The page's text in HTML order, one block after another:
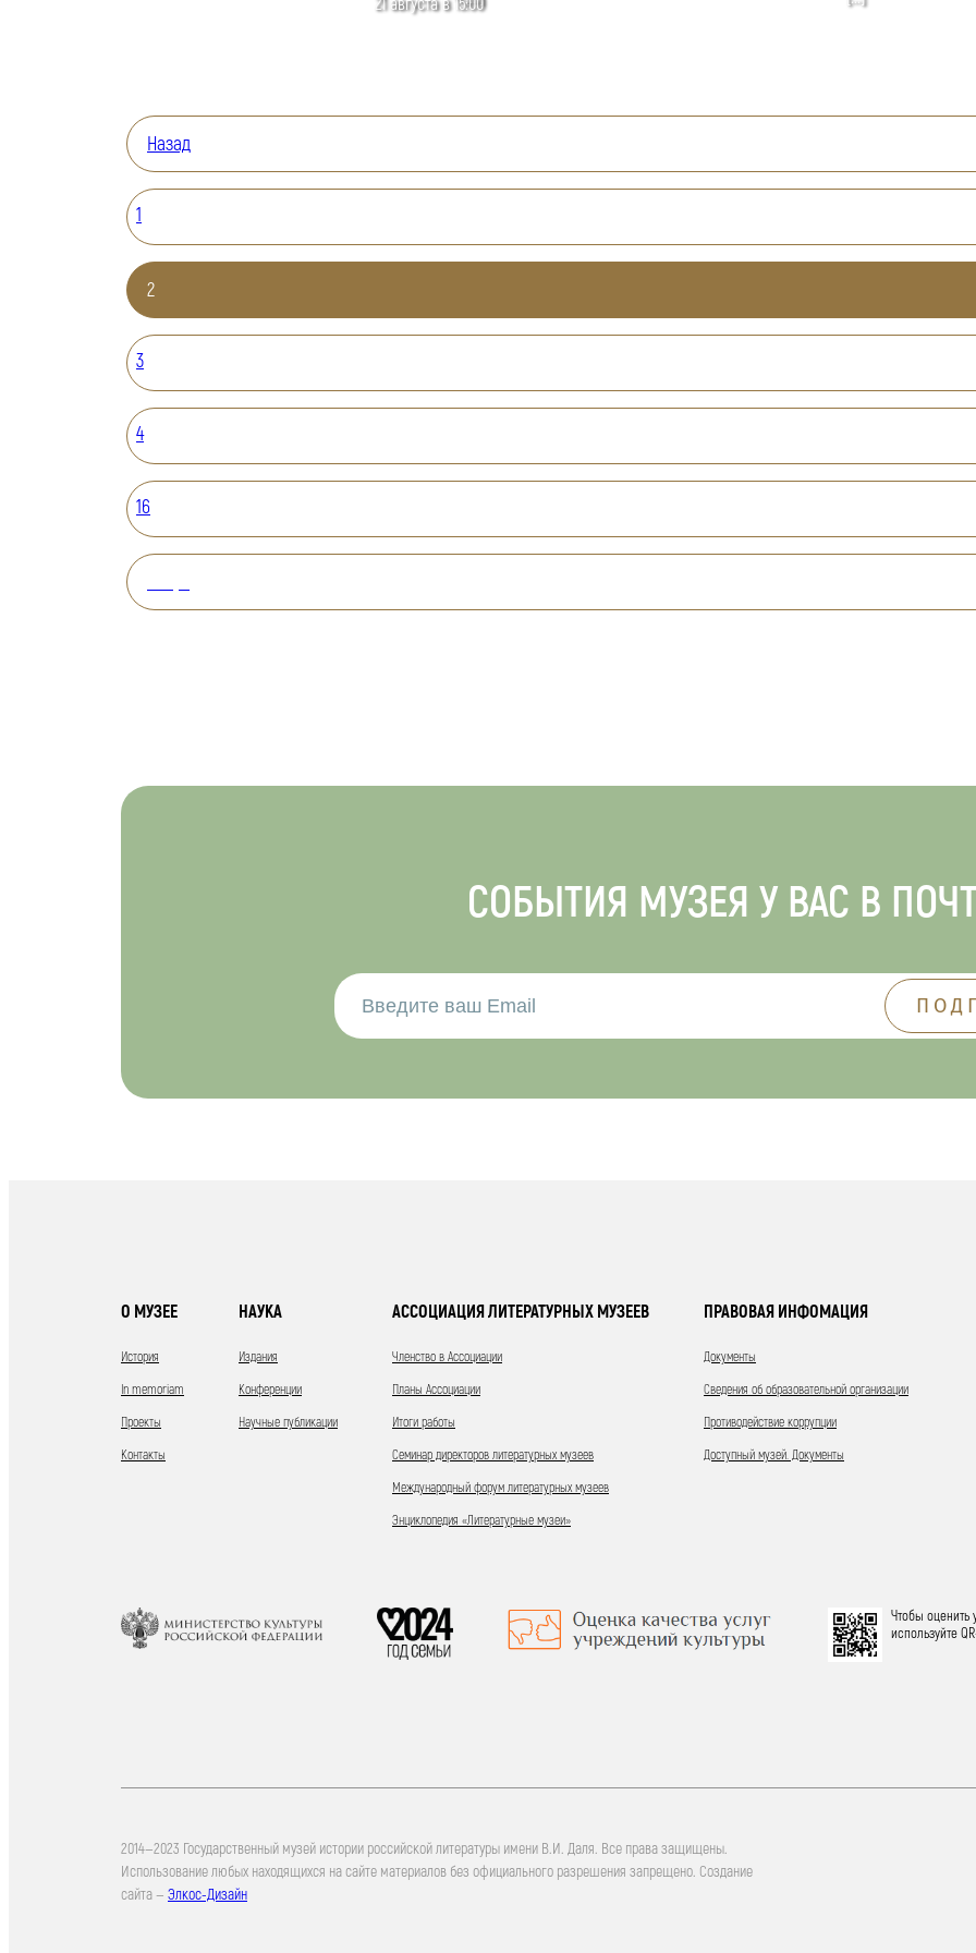
Назад
1
2
3
4
16
СОБЫТИЯ МУЗЕЯ У ВАС В
О МУЗЕЕ
История
In memoriam
Проекты
Контакты
НАУКА
Издания
Конференции
Научные публикации
АССОЦИАЦИЯ ЛИТЕРАТУРНЫХ МУЗЕЕВ
Членство в Ассоциации
Планы Ассоциации
Итоги работы
Семинар директоров литературных музеев
Международный форум литературных музеев
Энциклопедия «Литературные музеи»
ПРАВОВАЯ ИНФОМАЦИЯ
Документы
Сведения об образовательной организации
Противодействие коррупции
Доступный музей. Документы
Чтобы оценить
используйте
2014—2023 Государственный музей истории российской литературы имени В.И. Даля. Все права защищены.
Использование любых находящихся на сайте материалов без официального разрешения запрещено. Создание
сайта — Элкос-Дизайн